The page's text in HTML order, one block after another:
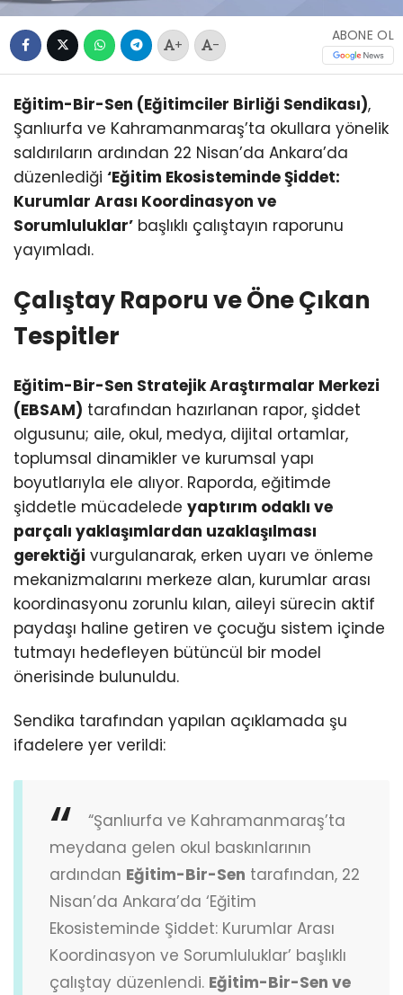
+ -
ABONE OL
Eğitim-Bir-Sen (Eğitimciler Birliği Sendikası),
Şanlıurfa ve Kahramanmaraş’ta okullara yönelik
saldırıların ardından 22 Nisan’da Ankara’da
düzenlediği ‘Eğitim Ekosisteminde Şiddet:
Kurumlar Arası Koordinasyon ve
Sorumluluklar’ başlıklı çalıştayın raporunu
yayımladı.
Çalıştay Raporu ve Öne Çıkan
Tespitler
Eğitim-Bir-Sen Stratejik Araştırmalar Merkezi
(EBSAM) tarafından hazırlanan rapor, şiddet
olgusunu; aile, okul, medya, dijital ortamlar,
toplumsal dinamikler ve kurumsal yapı
boyutlarıyla ele alıyor. Raporda, eğitimde
şiddetle mücadelede yaptırım odaklı ve
parçalı yaklaşımlardan uzaklaşılması
gerektiği vurgulanarak, erken uyarı ve önleme
mekanizmalarını merkeze alan, kurumlar arası
koordinasyonu zorunlu kılan, aileyi sürecin aktif
paydaşı haline getiren ve çocuğu sistem içinde
tutmayı hedefleyen bütüncül bir model
önerisinde bulunuldu.
Sendika tarafından yapılan açıklamada şu
ifadelere yer verildi:
“Şanlıurfa ve Kahramanmaraş’ta
meydana gelen okul baskınlarının
ardından Eğitim-Bir-Sen tarafından, 22
Nisan’da Ankara’da ‘Eğitim
Ekosisteminde Şiddet: Kurumlar Arası
Koordinasyon ve Sorumluluklar’ başlıklı
çalıştay düzenlendi. Eğitim-Bir-Sen ve